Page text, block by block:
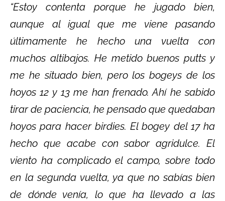
“Estoy contenta porque he jugado bien,
aunque al igual que me viene pasando
últimamente he hecho una vuelta con
muchos altibajos. He metido buenos putts y
me he situado bien, pero los bogeys de los
hoyos 12 y 13 me han frenado. Ahí he sabido
tirar de paciencia, he pensado que quedaban
hoyos para hacer birdies. El bogey del 17 ha
hecho que acabe con sabor agridulce. El
viento ha complicado el campo, sobre todo
en la segunda vuelta, ya que no sabías bien
de dónde venía, lo que ha llevado a las